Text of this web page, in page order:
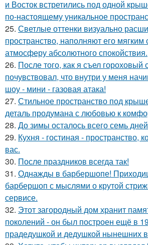
и Восток встретились под одной
по-настоящему уникальное
25. Светлые оттенки визуально
пространство, наполняют его
атмосферу абсолютного спокойствия.
26. После того, как я съел гороховый
почувствовал, что внутри у меня
шоу - мини - газовая атака!
27. Стильное пространство под
деталь продумана с любовью к
28. До зимы осталось всего семь
29. Кухня - гостиная - пространство,
вас.
30. После праздников всегда так!
31. Однажды в барбершопе!
барбершоп с мыслями о крутой
сервисе.
32. Этот загородный дом хранит
поколений - он был построен ещё в
прадедушкой и дедушкой нынешних